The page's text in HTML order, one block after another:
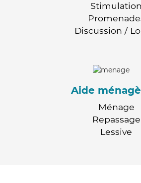
Stimulation
Discussion /
Aide
Ménage
Repassage
Lessive